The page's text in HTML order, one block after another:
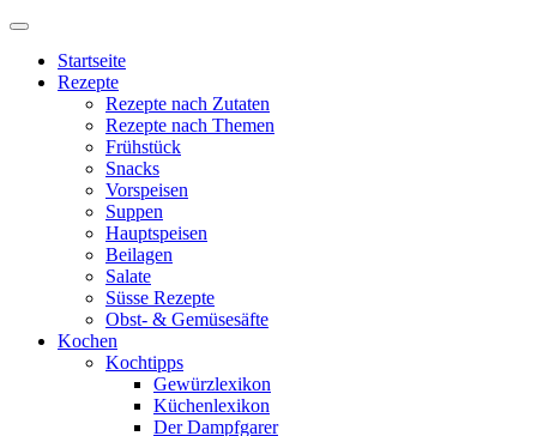
Startseite
Rezepte
Rezepte nach Zutaten
Rezepte nach Themen
Frühstück
Snacks
Vorspeisen
Suppen
Hauptspeisen
Beilagen
Salate
Süsse Rezepte
Obst- & Gemüsesäfte
Kochen
Kochtipps
Gewürzlexikon
Küchenlexikon
Der Dampfgarer